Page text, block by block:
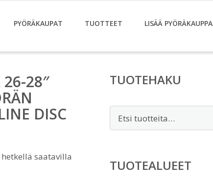
PYÖRÄKAUPAT TUOTTEET LISÄÄ PYÖRÄKAUPPA
26-28″
DISC
saatavilla
TUOTEHAKU
TUOTEALUEET